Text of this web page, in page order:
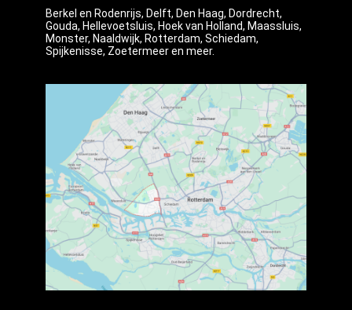
Berkel en Rodenrijs, Delft, Den Haag, Dordrecht,
Gouda, Hellevoetsluis, Hoek van Holland, Maassluis,
Monster, Naaldwijk, Rotterdam, Schiedam,
Spijkenisse, Zoetermeer en meer.